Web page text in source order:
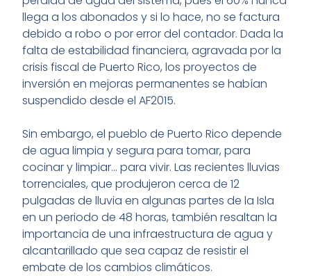
llega a los abonados y si lo hace, no se factura
debido a robo o por error del contador. Dada la
falta de estabilidad financiera, agravada por la
crisis fiscal de Puerto Rico, los proyectos de
inversión en mejoras permanentes se habían
suspendido desde el AF2015.
Sin embargo, el pueblo de Puerto Rico depende
de agua limpia y segura para tomar, para
cocinar y limpiar… para vivir. Las recientes lluvias
torrenciales, que produjeron cerca de 12
pulgadas de lluvia en algunas partes de la Isla
en un periodo de 48 horas, también resaltan la
importancia de una infraestructura de agua y
alcantarillado que sea capaz de resistir el
embate de los cambios climáticos.